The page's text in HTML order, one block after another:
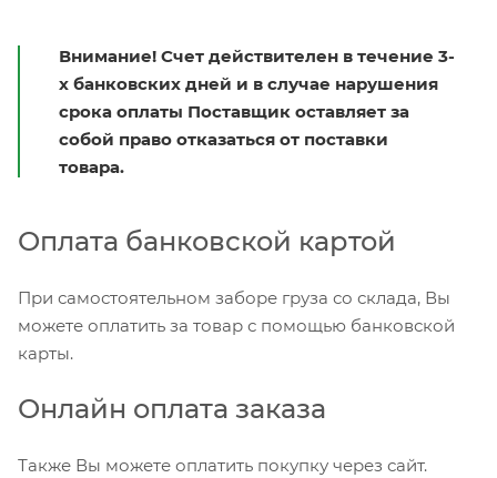
Внимание! Счет действителен в течение 3-
х банковских дней и в случае нарушения
срока оплаты Поставщик оставляет за
собой право отказаться от поставки
товара.
Оплата банковской картой
При самостоятельном заборе груза со склада, Вы
можете оплатить за товар с помощью банковской
карты.
Онлайн оплата заказа
Также Вы можете оплатить покупку через сайт.